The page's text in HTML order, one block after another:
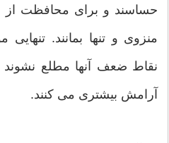
حساسند و برای محافظت از
منزوی و تنها بمانند.
نقاط ضعف آنها مطلع
آرامش بیشتری می کنند.